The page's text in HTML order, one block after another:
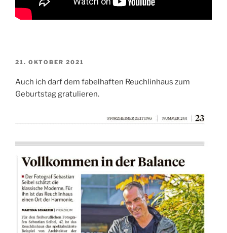
VERÖFFENTLICHT
21. OKTOBER 2021
Auch ich darf dem fabelhaften Reuchlinhaus zum
Geburtstag gratulieren.